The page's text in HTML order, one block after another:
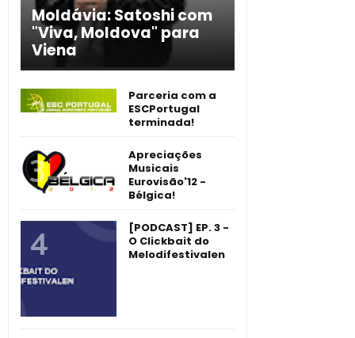
Moldávia: Satoshi com
"Viva, Moldova" para
Viena
Parceria com a
ESCPortugal
terminada!
Apreciações
Musicais
Eurovisão'12 -
Bélgica!
[PODCAST] EP. 3 -
O Clickbait do
Melodifestivalen